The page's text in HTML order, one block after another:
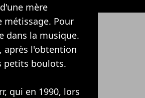
mère
métissage. Pour
dans la musique.
après l'obtention
petits boulots.
qui en 1990, lors